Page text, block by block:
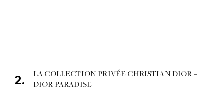
LA COLLECTION PRIVÉE CHRISTIAN DIOR –
DIOR PARADISE